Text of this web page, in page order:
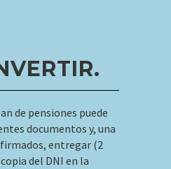
de pensiones puede
documentos y, una
entregar (2
del DNI en la